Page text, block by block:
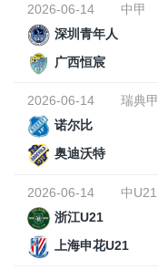
2026-06-14
中甲
深圳青年人
广西恒宸
2026-06-14
瑞典甲
诺尔比
奥迪沃特
2026-06-14
中U21
浙江U21
上海申花U21